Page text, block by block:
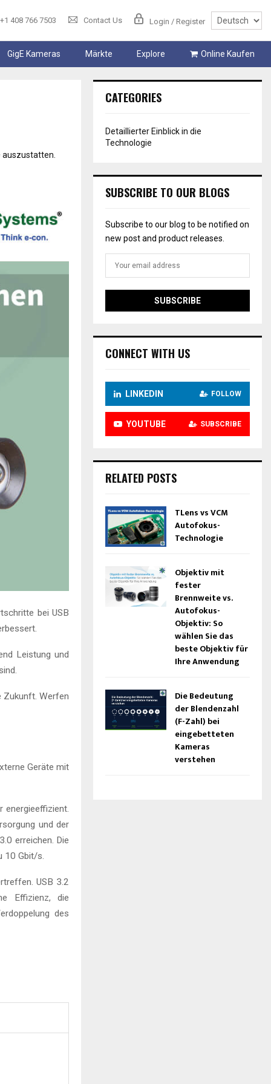
+1 408 766 7503 Contact Us Login / Register
GigE Kameras Märkte Explore Online Kaufen
auszustatten.
bei USB
Leistung und
Zukunft. Werfen
Geräte mit
energieeffizient.
und der
erreichen. Die
10 Gbit/s.
USB 3.2
Effizienz, die
des
CATEGORIES
Detaillierter Einblick in die
Technologie
SUBSCRIBE TO OUR BLOGS
Subscribe to our blog to be notified on
new post and product releases.
CONNECT WITH US
LINKEDIN FOLLOW
YOUTUBE SUBSCRIBE
RELATED POSTS
TLens vs VCM
Autofokus-
Technologie
Objektiv mit
fester
Brennweite vs.
Autofokus-
Objektiv: So
wählen Sie das
beste Objektiv für
Ihre Anwendung
Die Bedeutung
der Blendenzahl
(F-Zahl) bei
eingebetteten
Kameras
verstehen